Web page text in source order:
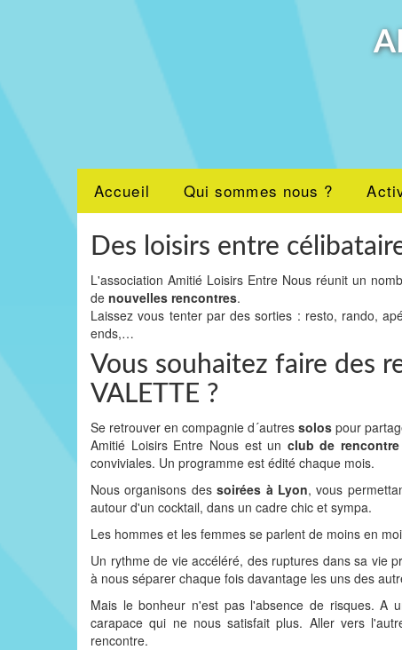
Accueil Qui sommes nous ?
Des loisirs entre
L'association Amitié Loisirs Entre Nous réunit un
de nouvelles rencontres.
Laissez vous tenter par des sorties : resto, rando,
ends,…
Vous souhaitez faire des
VALETTE ?
Se retrouver en compagnie d´autres solos pour
Amitié Loisirs Entre Nous est un club de rencontre
conviviales. Un programme est édité chaque mois.
Nous organisons dessoirées à Lyon, vous
autour d'un cocktail, dans un cadre chic et sympa.
Les hommes et les femmes se parlent de moins en
Un rythme de vie accéléré, des ruptures dans sa vie
à nous séparer chaque fois davantage les uns des
Mais le bonheur n'est pas l'absence de risques.
carapace qui ne nous satisfait plus. Aller vers
rencontre.